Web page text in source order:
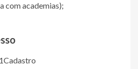
com academias);
1Cadastro